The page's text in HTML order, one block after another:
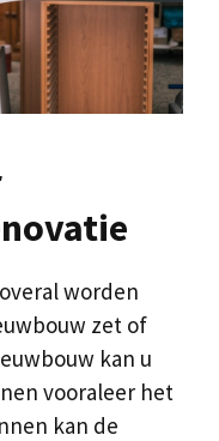
worden
zet of
kan u
vooraleer het
kan de